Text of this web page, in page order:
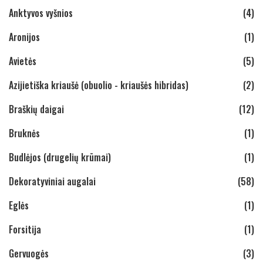
Anktyvos vyšnios
(4)
Aronijos
(1)
Avietės
(5)
Azijietiška kriaušė (obuolio - kriaušės hibridas)
(2)
Braškių daigai
(12)
Bruknės
(1)
Budlėjos (drugelių krūmai)
(1)
Dekoratyviniai augalai
(58)
Eglės
(1)
Forsitija
(1)
Gervuogės
(3)